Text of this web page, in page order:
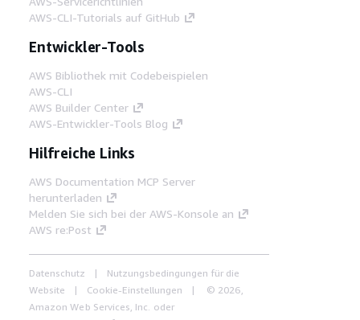
AWS-CLI-Tutorials auf GitHub
Entwickler-Tools
AWS Bibliothek mit Codebeispielen
AWS-CLI
AWS Builder Center
AWS-Entwickler-Tools Blog
Hilfreiche Links
AWS Documentation MCP Server
herunterladen
Melden Sie sich bei der AWS-Konsole an
AWS re:Post
Datenschutz
Nutzungsbedingungen für die
Website
Cookie-Einstellungen
© 2026,
Amazon Web Services, Inc. oder